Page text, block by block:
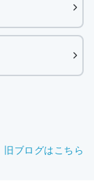
旧ブログはこちら